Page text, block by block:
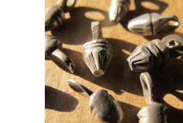
AJOUTER AU PANIER